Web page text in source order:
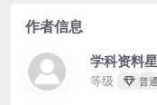
作者信息
学科资料星
等级 普